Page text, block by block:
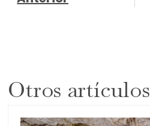
Otros artículos